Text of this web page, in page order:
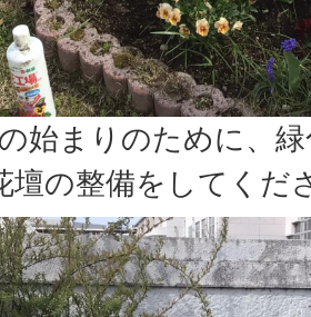
始まりのために、
壇の整備をしてくだ